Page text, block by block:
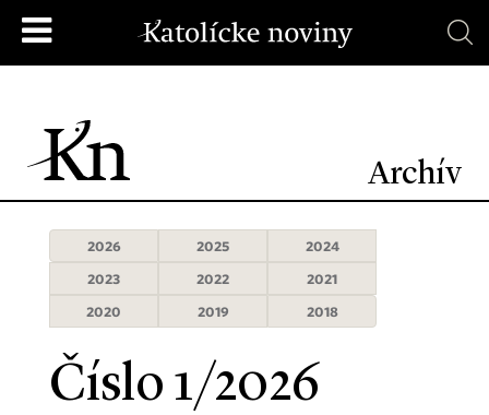
Archív
2026 2025
2024
2023
2022
2021
2020
2019 2018
Číslo 1/2026